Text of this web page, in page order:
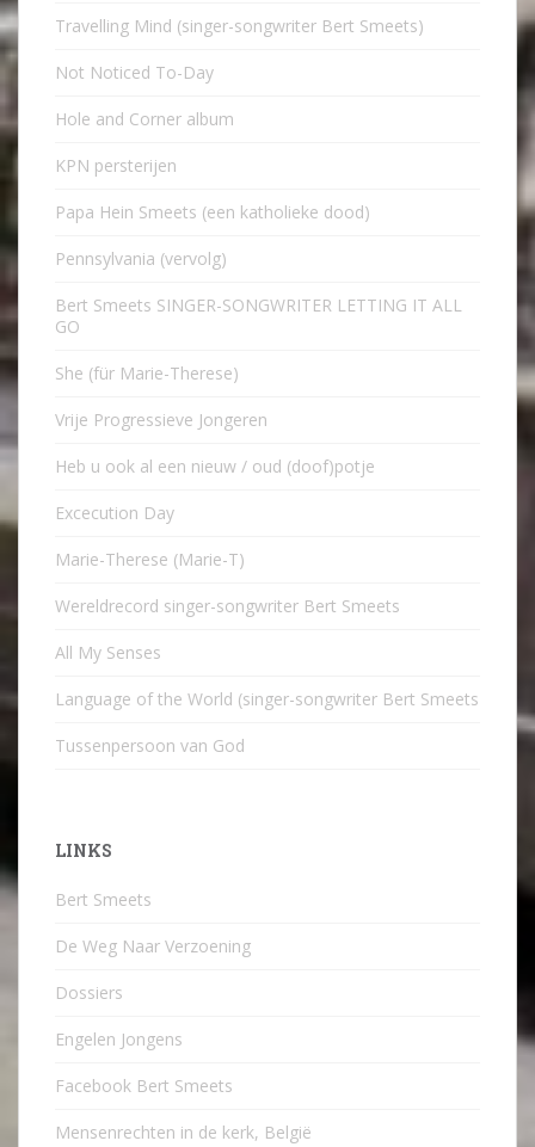
Travelling Mind (singer-songwriter Bert Smeets)
Not Noticed To-Day
Hole and Corner album
KPN persterijen
Papa Hein Smeets (een katholieke dood)
Pennsylvania (vervolg)
Bert Smeets SINGER-SONGWRITER LETTING IT ALL
GO
She (für Marie-Therese)
Vrije Progressieve Jongeren
Heb u ook al een nieuw / oud (doof)potje
Excecution Day
Marie-Therese (Marie-T)
Wereldrecord singer-songwriter Bert Smeets
All My Senses
Language of the World (singer-songwriter Bert Smeets
Tussenpersoon van God
LINKS
Bert Smeets
De Weg Naar Verzoening
Dossiers
Engelen Jongens
Facebook Bert Smeets
Mensenrechten in de kerk, België